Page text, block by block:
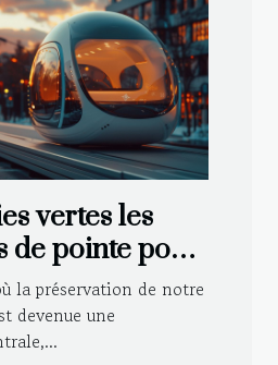
vertes les
de pointe pour
la préservation de notre
devenue une